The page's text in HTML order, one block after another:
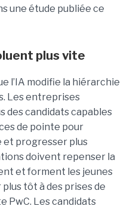
une étude publiée ce
plus vite
l’IA modifie la hiérarchie
Les entreprises
des candidats capables
de pointe pour
progresser plus
doivent repenser la
et forment les jeunes
tôt à des prises de
PwC. Les candidats